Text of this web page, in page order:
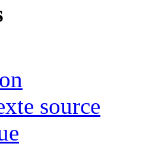
source